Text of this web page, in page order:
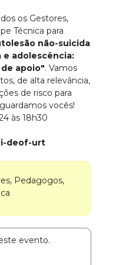
os Gestores,
Técnica para
não-suicida
adolescência:
apoio". Vamos
de alta relevância,
de risco para
vocês!
às 18h30
deof-urt
Pedagogos,
evento.